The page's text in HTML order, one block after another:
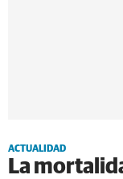
ACTUALIDAD
La